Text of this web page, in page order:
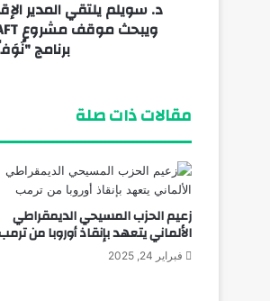
يونيو 27, 2026
عناصر الشرطة
د. سويلم يلتقي المدير
برنامج
مقالات ذات صلة
زعيم الحزب المسيحي الديمقراطي
الألماني يتعهد بإنقاذ أوروبا من
فبراير 24, 2025